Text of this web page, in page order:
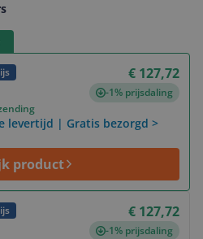
€ 127,72
-1% prijsdaling
levertijd | Gratis bezorgd >
product
€ 127,72
-1% prijsdaling